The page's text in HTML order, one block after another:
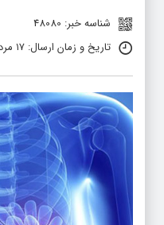
شناسه خبر: 48080
تاریخ و زمان ارسال: ۱۷ مرداد ۱۴۰۴ ساعت ۹:۲۲